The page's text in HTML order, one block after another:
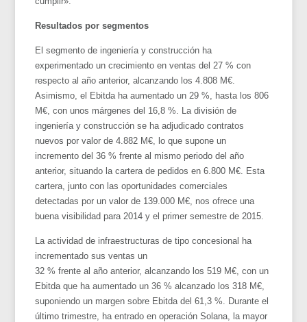
Resultados por segmentos
El segmento de ingeniería y construcción ha
experimentado un crecimiento en ventas del 27 % con
respecto al año anterior, alcanzando los 4.808 M€.
Asimismo, el Ebitda ha aumentado un 29 %, hasta los 806
M€, con unos márgenes del 16,8 %. La división de
ingeniería y construcción se ha adjudicado contratos
nuevos por valor de 4.882 M€, lo que supone un
incremento del 36 % frente al mismo periodo del año
anterior, situando la cartera de pedidos en 6.800 M€. Esta
cartera, junto con las oportunidades comerciales
detectadas por un valor de 139.000 M€, nos ofrece una
buena visibilidad para 2014 y el primer semestre de 2015.
La actividad de infraestructuras de tipo concesional ha
incrementado sus ventas un
32 % frente al año anterior, alcanzando los 519 M€, con un
Ebitda que ha aumentado un 36 % alcanzado los 318 M€,
suponiendo un margen sobre Ebitda del 61,3 %. Durante el
último trimestre, ha entrado en operación Solana, la mayor